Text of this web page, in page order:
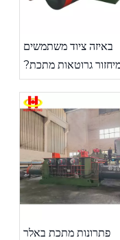
באיזה ציוד משתמשים
גרוטאות מתכת?
פתרונות מתכת באלר